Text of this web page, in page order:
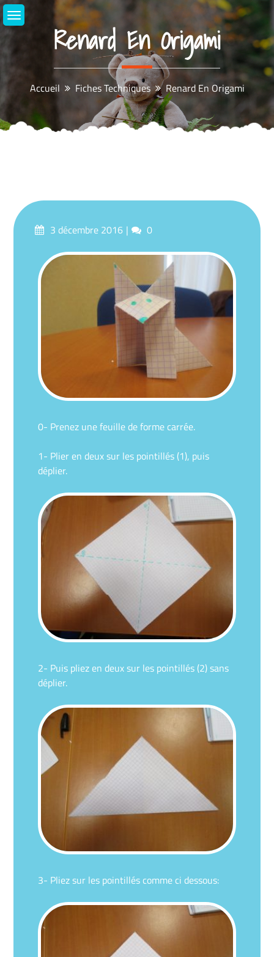
Aller
au
contenu
Renard En Origami
Accueil Fiches Techniques Renard En Origami
Posté3 décembre 2016 commentaires
0
0- Prenez une feuille de forme carrée.
1- Plier en deux sur les pointillés (1), puis
déplier.
2- Puis pliez en deux sur les pointillés (2) sans
déplier.
3- Pliez sur les pointillés comme ci dessous: